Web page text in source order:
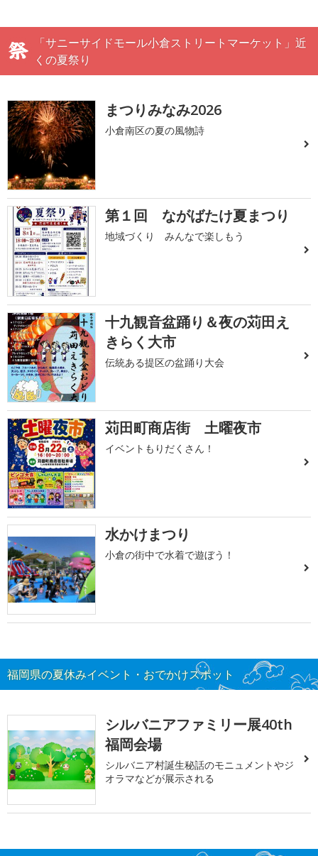
「サニーサイドモール小倉ストリートマーケット」近
くの夏祭り
まつりみなみ2026
小倉南区の夏の風物詩
第１回 ながばたけ夏まつり
地域づくり みんなで楽しもう
十九観音盆踊り＆夜の苅田え
きらく大市
伝統ある提区の盆踊り大会
苅田町商店街 土曜夜市
イベントもりだくさん！
水かけまつり
小倉の街中で水着で遊ぼう！
福岡県の夏休みイベント・おでかけスポット
シルバニアファミリー展40th
福岡会場
シルバニア村誕生秘話のモニュメントやジ
オラマなどが展示される